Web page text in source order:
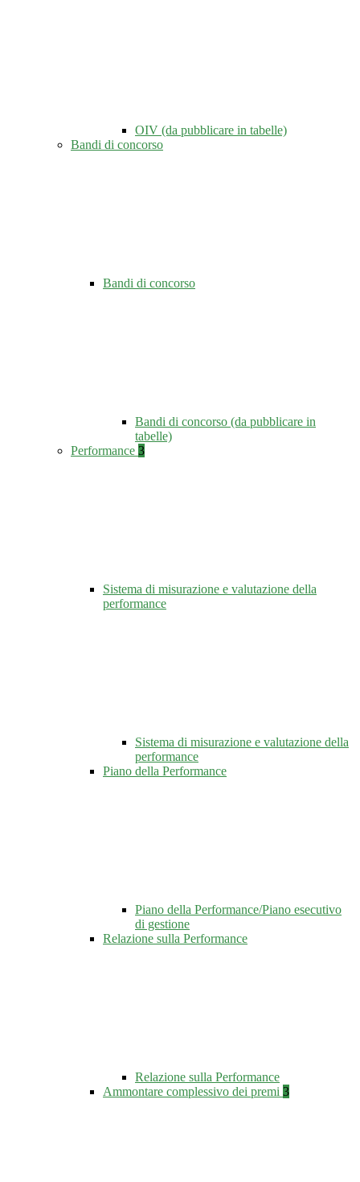
OIV (da pubblicare in tabelle)
Bandi di concorso
Bandi di concorso
Bandi di concorso (da pubblicare in
tabelle)
Performance 3
Sistema di misurazione e valutazione della
performance
Sistema di misurazione e valutazione della
performance
Piano della Performance
Piano della Performance/Piano esecutivo
di gestione
Relazione sulla Performance
Relazione sulla Performance
Ammontare complessivo dei premi 3